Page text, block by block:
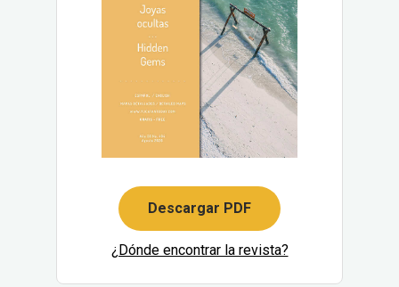
Descargar PDF
¿Dónde encontrar la revista?